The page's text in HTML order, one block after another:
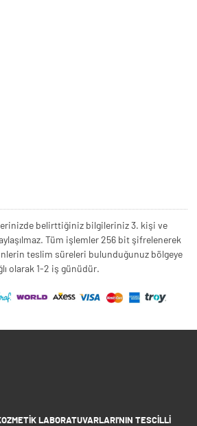
belirttiğiniz bilgileriniz 3. kişi ve
Tüm işlemler 256 bit şifrelenerek
teslim süreleri bulunduğunuz bölgeye
olarak 1-2 iş günüdür.
LABORATUVARLARI'NIN TESCILLI